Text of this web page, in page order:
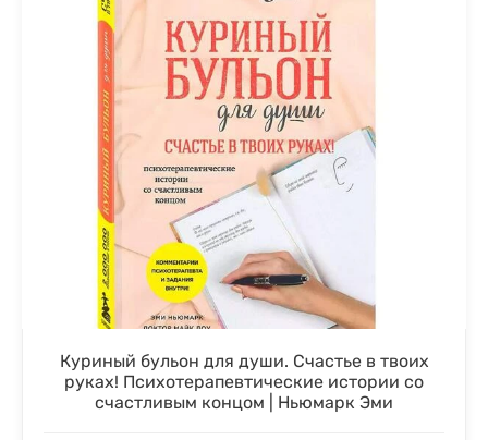
Куриный бульон для души. Счастье в твоих
руках! Психотерапевтические истории со
счастливым концом | Ньюмарк Эми